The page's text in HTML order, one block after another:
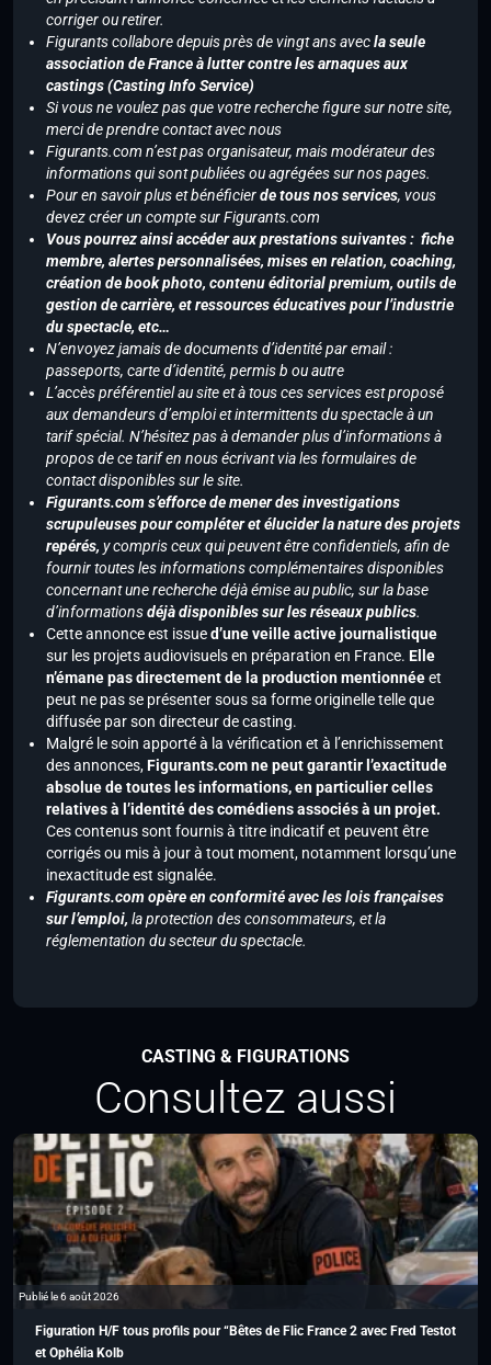
corriger ou retirer.
Figurants collabore depuis près de vingt ans avecla seule
association de France à lutter contre les arnaques aux
castings (Casting Info Service)
Si vous ne voulez pas que votre recherche figure sur notre site,
merci de prendre contact avec nous
Figurants.com n’est pas organisateur, mais modérateur des
informations qui sont publiées ou agrégées sur nos pages.
Pour en savoir plus et bénéficierde tous nos services, vous
devez créer un compte sur Figurants.com
Vous pourrez ainsi accéder aux prestations suivantes : fiche
membre, alertes personnalisées, mises en relation, coaching,
création de book photo, contenu éditorial premium, outils de
gestion de carrière, et ressources éducatives pour l’industrie
du spectacle, etc…
N’envoyez jamais de documents d’identité par email :
passeports, carte d’identité, permis b ou autre
L’accès préférentiel au site et à tous ces services est proposé
aux demandeurs d’emploi et intermittents du spectacle à un
tarif spécial. N’hésitez pas à demander plus d’informations à
propos de ce tarif en nous écrivant via les formulaires de
contact disponibles sur le site.
Figurants.com s’efforce de mener des investigations
scrupuleuses pour compléter et élucider la nature des projets
repérés, y compris ceux qui peuvent être confidentiels, afin de
fournir toutes les informations complémentaires disponibles
concernant une recherche déjà émise au public, sur la base
d’informationsdéjà disponibles sur les réseaux publics.
Cette annonce est issued’une veille active journalistique
sur les projets audiovisuels en préparation en France. Elle
n’émane pas directement de la production mentionnéeet
peut ne pas se présenter sous sa forme originelle telle que
diffusée par son directeur de casting.
Malgré le soin apporté à la vérification et à l’enrichissement
des annonces,Figurants.com ne peut garantir l’exactitude
absolue de toutes les informations, en particulier celles
relatives à l’identité des comédiens associés à un projet.
Ces contenus sont fournis à titre indicatif et peuvent être
corrigés ou mis à jour à tout moment, notamment lorsqu’une
inexactitude est signalée.
Figurants.com opère en conformité avec les lois françaises
sur l’emploi, la protection des consommateurs, et la
réglementation du secteur du spectacle.
CASTING & FIGURATIONS
Consultez aussi
Publié le 6 août 2026
Figuration H/F tous profils pour “Bêtes de Flic France 2 avec Fred Testot
et Ophélia Kolb